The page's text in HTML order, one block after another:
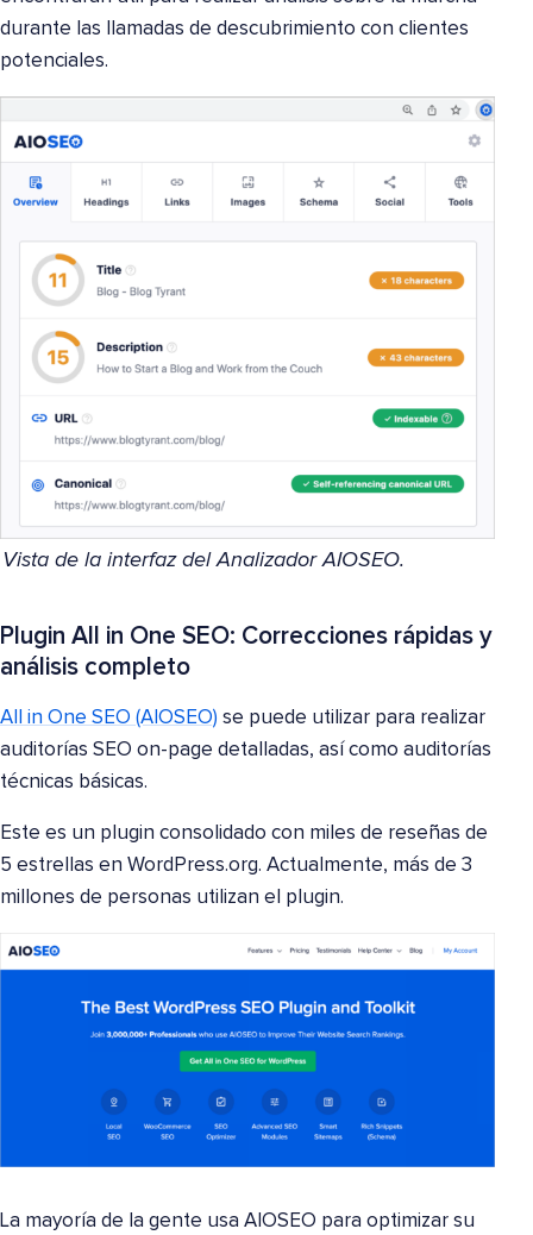
durante las llamadas de descubrimiento con clientes
potenciales.
Vista de la interfaz del Analizador AIOSEO.
Plugin All in One SEO: Correcciones rápidas y
análisis completo
All in One SEO (AIOSEO) se puede utilizar para realizar
auditorías SEO on-page detalladas, así como auditorías
técnicas básicas.
Este es un plugin consolidado con miles de reseñas de
5 estrellas en WordPress.org. Actualmente, más de 3
millones de personas utilizan el plugin.
La mayoría de la gente usa AIOSEO para optimizar su